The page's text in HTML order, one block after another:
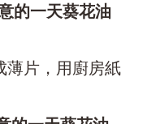
的一天葵花油
薄片，用廚房紙